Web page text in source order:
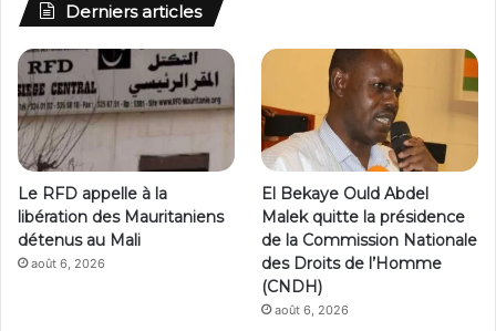
Derniers articles
Le RFD appelle à la
libération des Mauritaniens
détenus au Mali
août 6, 2026
El Bekaye Ould Abdel
Malek quitte la présidence
de la Commission Nationale
des Droits de l’Homme
(CNDH)
août 6, 2026